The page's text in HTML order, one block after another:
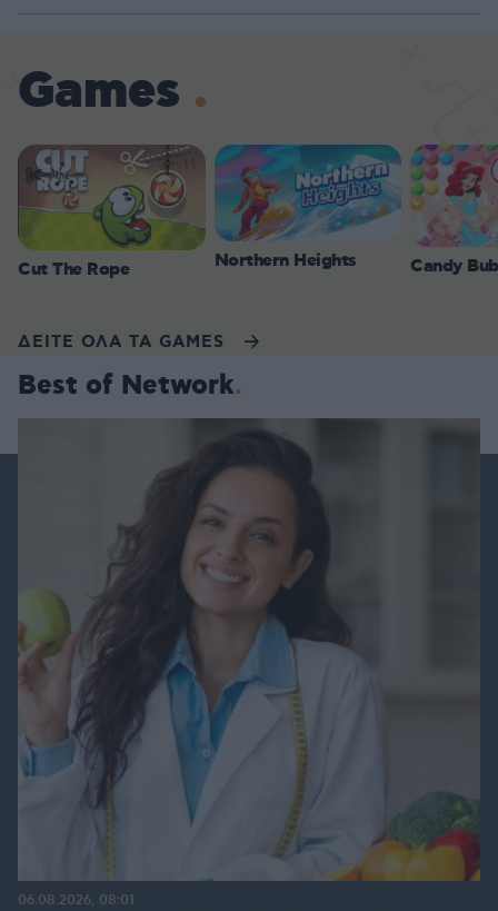
Games
Cut The Rope Northern Heights Candy
ΔΕΙΤΕ ΟΛΑ ΤΑ GAMES
Best of Network
06.08.2026, 08:01